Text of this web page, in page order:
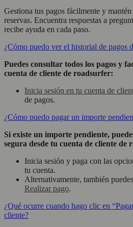
Gestiona tus pagos fácilmente y
reservas. Encuentra respuestas a
recibe ayuda en cada paso.
¿Cómo puedo ver el historial de pagos
Puedes consultar todos los pagos y
cuenta de cliente de roadsurfer:
Inicia sesión en tu cuenta de
de pagos.
¿Cómo puedo pagar un importe
Si existe un importe pendiente,
segura desde tu cuenta de cliente de
Inicia sesión y paga con las
tu cuenta.
Alternativamente, también
Realizar pago.
¿Qué ocurre cuando hago clic en
cliente?